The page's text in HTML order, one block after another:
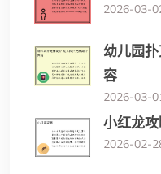
2026-03-
幼儿园
容
2026-03-
小红龙
2026-02-